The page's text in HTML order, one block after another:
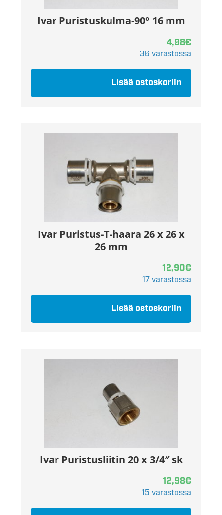
Ivar Puristuskulma-90° 16 mm
4,98€
36 varastossa
Lisää ostoskoriin
Ivar Puristus-T-haara 26 x 26 x
26 mm
12,90€
17 varastossa
Lisää ostoskoriin
Ivar Puristusliitin 20 x 3/4″ sk
12,98€
15 varastossa